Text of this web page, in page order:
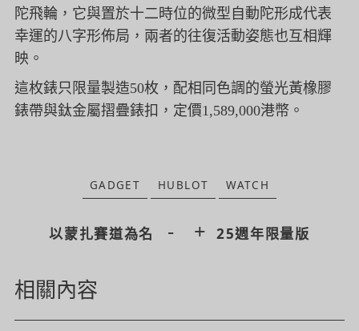
陀飛輪， 它與置於十二時位的微型自動陀形成代表
幸運的八字形佈局， 兩者的往復活動姿態也互相輝
映。
這枚錶只限量製造50枚， 配相同色調的螢光黃橡膠
錶帶與鈦金屬摺疊錶扣，定價1,589,000港幣。
GADGET HUBLOT WATCH
以蒙扎賽道為名 - + 25週年限量版
相關內容